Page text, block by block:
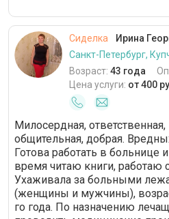
Сиделка
Ирина
Санкт-Петербург,
Возраст: 43 года
Цена услуги: от 400
Милосердная,
общительная, добрая.
Готова работать в больнице
время читаю книги, работаю
Ухаживала за больными
(женщины и мужчины),
го года. По назначению